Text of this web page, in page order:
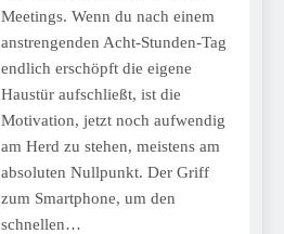
Meetings. Wenn du nach einem
anstrengenden Acht-Stunden-Tag
endlich erschöpft die eigene
Haustür aufschließt, ist die
Motivation, jetzt noch aufwendig
am Herd zu stehen, meistens am
absoluten Nullpunkt. Der Griff
zum Smartphone, um den
schnellen…